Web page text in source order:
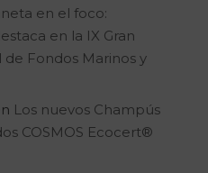
en el foco:
en la IX Gran
Fondos Marinos y
Los nuevos Champús
COSMOS Ecocert®